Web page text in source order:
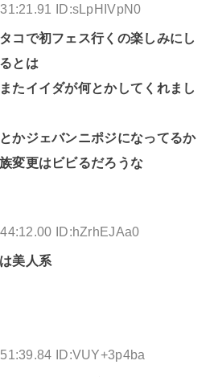
ID:sLpHIVpN0
コで初フェス行くの楽しみにし
とは
たイイダが何とかしてくれまし
かジェバンニポジになってるか
変更はビビるだろうな
ID:hZrhEJAa0
美人系
ID:VUY+3p4ba